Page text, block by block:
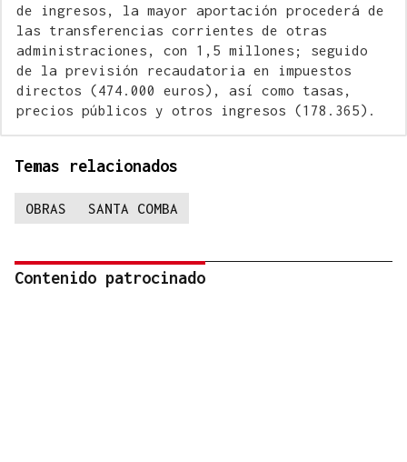
de ingresos, la mayor aportación procederá de
las transferencias corrientes de otras
administraciones, con 1,5 millones; seguido
de la previsión recaudatoria en impuestos
directos (474.000 euros), así como tasas,
precios públicos y otros ingresos (178.365).
Temas relacionados
OBRAS SANTA COMBA
Contenido patrocinado